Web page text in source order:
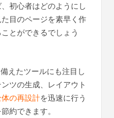
初心者はどのようにし
目のページを素早く作
とができるでしょう
えたツールにも注目し
ツの生成、レイアウト
の再設計を迅速に行う
約できます。